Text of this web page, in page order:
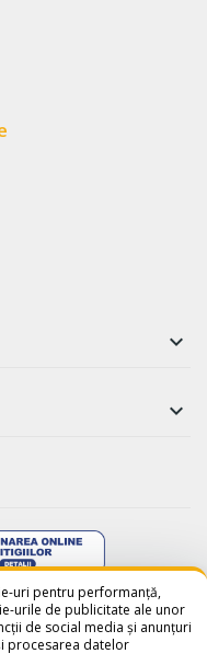


uri pentru performanță,
urile de publicitate ale unor
de social media și anunțuri
procesarea datelor